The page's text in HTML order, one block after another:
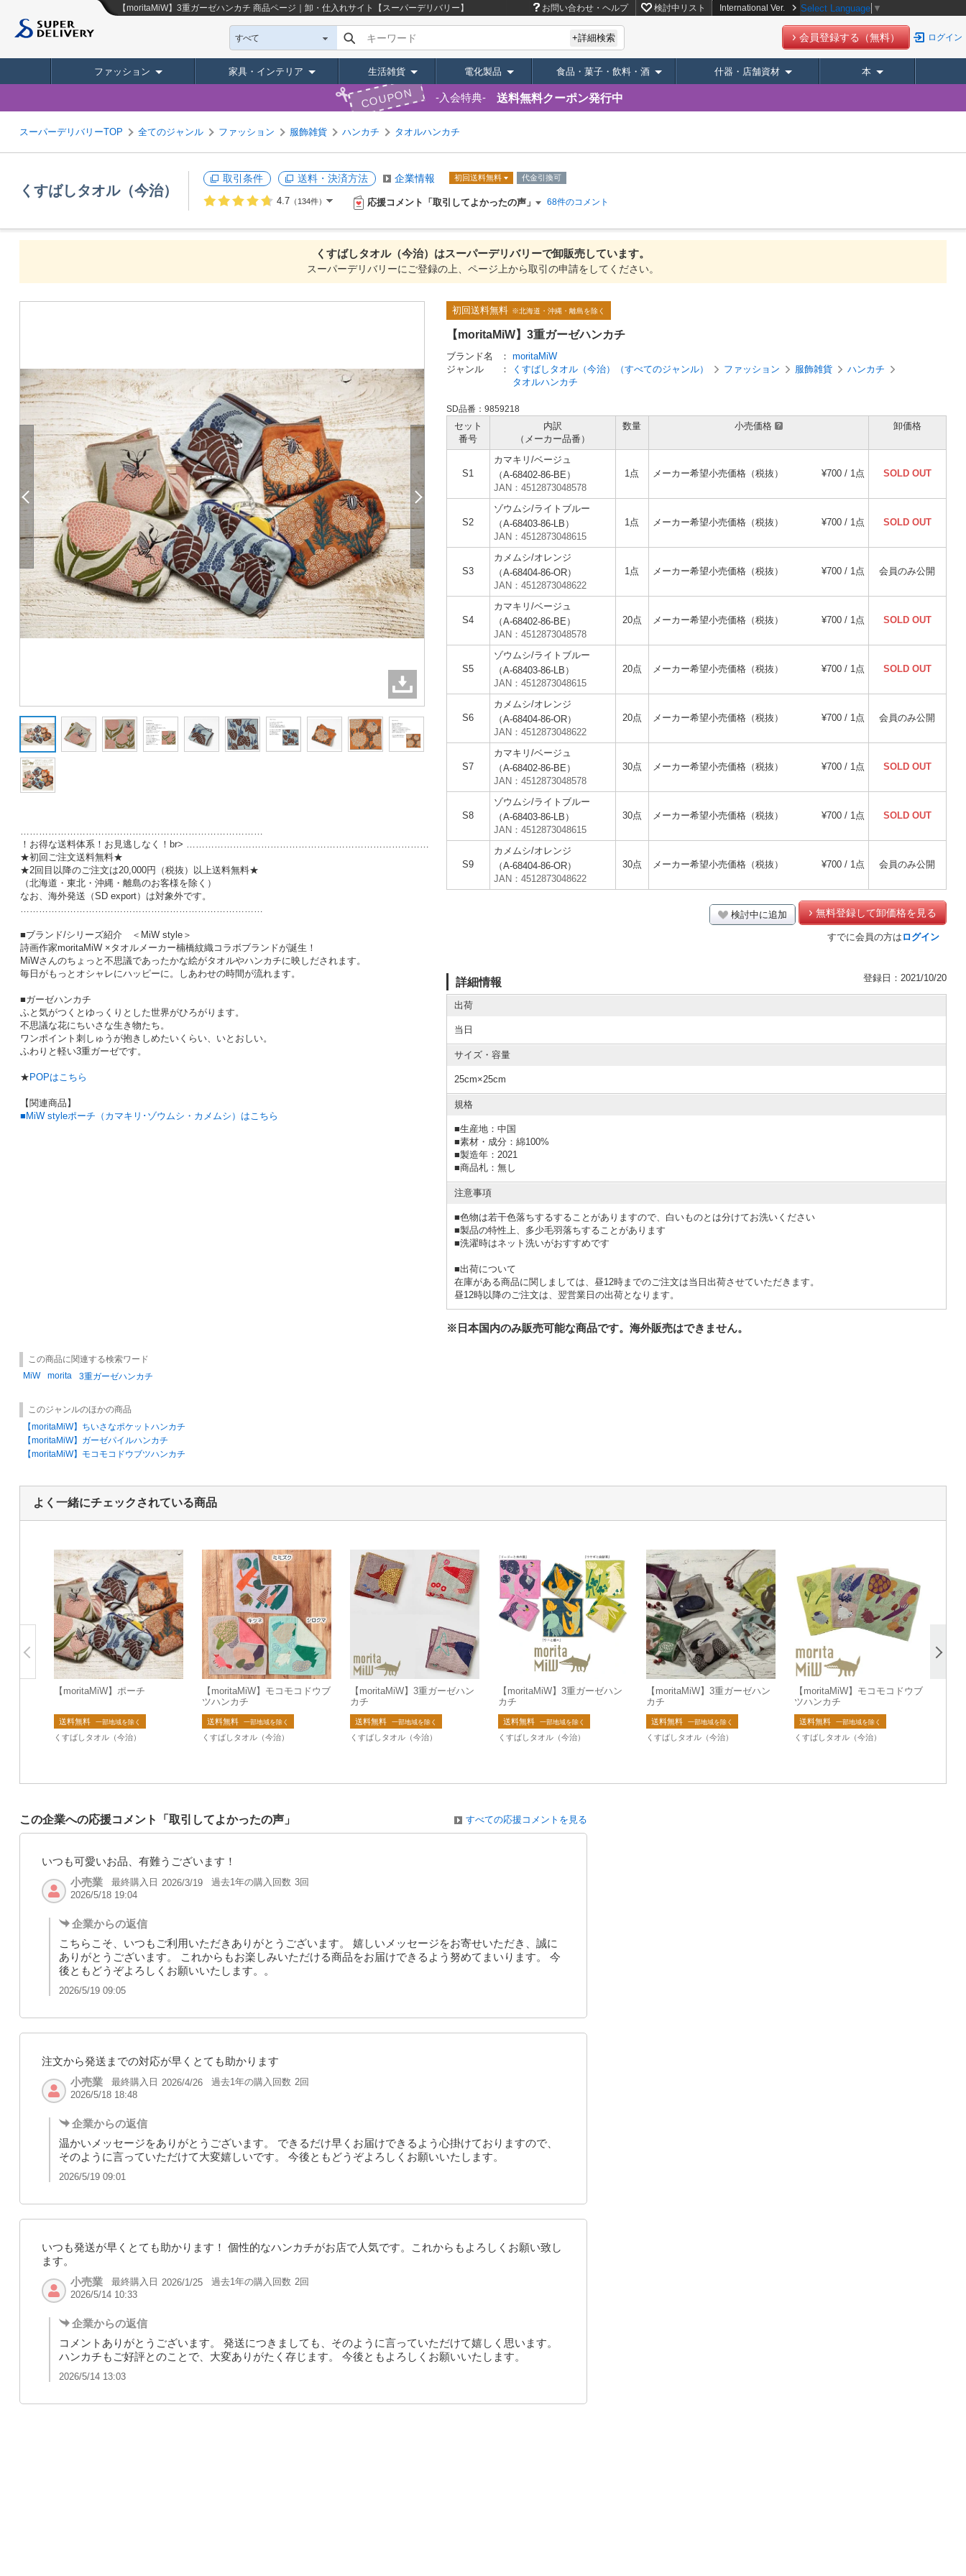
【moritaMiW】3重ガーゼハンカチ 商品ページ｜卸・仕入れサイト【スーパーデリバリー】 お問い合わせ・ヘルプ 検討中リスト International Ver. Select Language ▼
すべて キーワード +詳細検索 会員登録する（無料） ログイン
ファッション 家具・インテリア 生活雑貨 電化製品 食品・菓子・飲料・酒 什器・店舗資材 本
COUPON 入会特典 送料無料クーポン発行中
スーパーデリバリーTOP 全てのジャンル ファッション 服飾雑貨 ハンカチ タオルハンカチ
くすばしタオル（今治）
取引条件 送料・決済方法 企業情報 初回送料無料 代金引換可
4.7（134件） 応援コメント「取引してよかったの声」 68件のコメント
くすばしタオル（今治）はスーパーデリバリーで卸販売しています。
スーパーデリバリーにご登録の上、ページ上から取引の申請をしてください。
……………………………………………………………………
！お得な送料体系！お見逃しなく！br> ……………………………………………………………………
★初回ご注文送料無料★
★2回目以降のご注文は20,000円（税抜）以上送料無料★
（北海道・東北・沖縄・離島のお客様を除く）
なお、海外発送（SD export）は対象外です。
……………………………………………………………………
■ブランド/シリーズ紹介 ＜MiW style＞
詩画作家moritaMiW ×タオルメーカー楠橋紋織コラボブランドが誕生！
MiWさんのちょっと不思議であったかな絵がタオルやハンカチに映しだされます。
毎日がもっとオシャレにハッピーに。しあわせの時間が流れます。
■ガーゼハンカチ
ふと気がつくとゆっくりとした世界がひろがります。
不思議な花にちいさな生き物たち。
ワンポイント刺しゅうが抱きしめたいくらい、いとおしい。
ふわりと軽い3重ガーゼです。
★ POPはこちら
【関連商品】
■MiW styleポーチ（カマキリ･ゾウムシ・カメムシ）はこちら
初回送料無料 ※北海道・沖縄・離島を除く
【moritaMiW】3重ガーゼハンカチ
ブランド名 ： moritaMiW
ジャンル
： くすばしタオル（今治）（すべてのジャンル） ファッション 服飾雑貨
ハンカチ
タオルハンカチ
SD品番：9859218
セット
番号
内訳
（メーカー品番）
数量 小売価格 卸価格
S1
カマキリ/ベージュ
（A-68402-86-BE）
JAN：4512873048578
1点 メーカー希望小売価格（税抜） ¥700 / 1点 SOLD OUT
S2
ゾウムシ/ライトブルー
（A-68403-86-LB）
JAN：4512873048615
1点 メーカー希望小売価格（税抜） ¥700 / 1点 SOLD OUT
S3
カメムシ/オレンジ
（A-68404-86-OR）
JAN：4512873048622
1点 メーカー希望小売価格（税抜） ¥700 / 1点 会員のみ公開
S4
カマキリ/ベージュ
（A-68402-86-BE）
JAN：4512873048578
20点 メーカー希望小売価格（税抜） ¥700 / 1点 SOLD OUT
S5
ゾウムシ/ライトブルー
（A-68403-86-LB）
JAN：4512873048615
20点 メーカー希望小売価格（税抜） ¥700 / 1点 SOLD OUT
S6
カメムシ/オレンジ
（A-68404-86-OR）
JAN：4512873048622
20点 メーカー希望小売価格（税抜） ¥700 / 1点 会員のみ公開
S7
カマキリ/ベージュ
（A-68402-86-BE）
JAN：4512873048578
30点 メーカー希望小売価格（税抜） ¥700 / 1点 SOLD OUT
S8
ゾウムシ/ライトブルー
（A-68403-86-LB）
JAN：4512873048615
30点 メーカー希望小売価格（税抜） ¥700 / 1点 SOLD OUT
S9
カメムシ/オレンジ
（A-68404-86-OR）
JAN：4512873048622
30点 メーカー希望小売価格（税抜） ¥700 / 1点 会員のみ公開
検討中に追加 無料登録して卸価格を見る
すでに会員の方は ログイン
詳細情報 登録日：2021/10/20
出荷
当日
サイズ・容量
25cm×25cm
規格
■生産地：中国
■素材・成分：綿100%
■製造年：2021
■商品札：無し
注意事項
■色物は若干色落ちするすることがありますので、白いものとは分けてお洗いください
■製品の特性上、多少毛羽落ちすることがあります
■洗濯時はネット洗いがおすすめです
■出荷について
在庫がある商品に関しましては、昼12時までのご注文は当日出荷させていただきます。
昼12時以降のご注文は、翌営業日の出荷となります。
※日本国内のみ販売可能な商品です。海外販売はできません。
この商品に関連する検索ワード
MiW
morita 3重ガーゼハンカチ
このジャンルのほかの商品
【moritaMiW】ちいさなポケットハンカチ
【moritaMiW】ガーゼパイルハンカチ
【moritaMiW】モコモコドウブツハンカチ
よく一緒にチェックされている商品
【moritaMiW】ポーチ
送料無料 一部地域を除く
くすばしタオル（今治）
【moritaMiW】モコモコドウブ
ツハンカチ
送料無料 一部地域を除く
くすばしタオル（今治）
【moritaMiW】3重ガーゼハン
カチ
送料無料 一部地域を除く
くすばしタオル（今治）
【moritaMiW】3重ガーゼハン
カチ
送料無料 一部地域を除く
くすばしタオル（今治）
【moritaMiW】3重ガーゼハン
カチ
送料無料 一部地域を除く
くすばしタオル（今治）
【moritaMiW】モコモコドウブ
ツハンカチ
送料無料 一部地域を除く
くすばしタオル（今治）
この企業への応援コメント「取引してよかったの声」 すべての応援コメントを見る
いつも可愛いお品、有難うございます！
小売業
最終購入日 2026/3/19 過去1年の購入回数 3回
2026/5/18 19:04
企業からの返信
こちらこそ、いつもご利用いただきありがとうございます。 嬉しいメッセージをお寄せいただき、誠に
ありがとうございます。 これからもお楽しみいただける商品をお届けできるよう努めてまいります。 今
後ともどうぞよろしくお願いいたします。。
2026/5/19 09:05
注文から発送までの対応が早くとても助かります
小売業
最終購入日 2026/4/26 過去1年の購入回数 2回
2026/5/18 18:48
企業からの返信
温かいメッセージをありがとうございます。 できるだけ早くお届けできるよう心掛けておりますので、
そのように言っていただけて大変嬉しいです。 今後ともどうぞよろしくお願いいたします。
2026/5/19 09:01
いつも発送が早くとても助かります！ 個性的なハンカチがお店で人気です。これからもよろしくお願い致し
ます。
小売業
最終購入日 2026/1/25 過去1年の購入回数 2回
2026/5/14 10:33
企業からの返信
コメントありがとうございます。 発送につきましても、そのように言っていただけて嬉しく思います。
ハンカチもご好評とのことで、大変ありがたく存じます。 今後ともよろしくお願いいたします。
2026/5/14 13:03